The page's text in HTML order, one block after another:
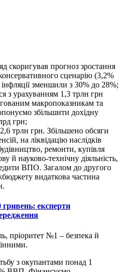
скоригував прогноз зростання
сценарію (3,2%
зменшили з 30% до 28%;
з урахуванням 1,3 трлн грн
макропоказникам та
збільшити дохідну
грн;
трлн грн. Збільшено обсяги
на ліквідацію наслідків
ремонти, купівля
й науково-технічну діяльність,
ВПО. Загалом до другого
видаткова частина
гривень: експерти
пріоритет №1 – безпека й
з окупантами понад 1